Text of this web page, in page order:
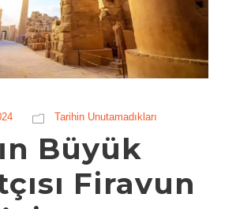
Tarihin Unutamadıkları
Büyük
Firavun